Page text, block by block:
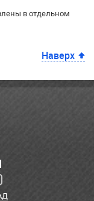
в отдельном
Наверх